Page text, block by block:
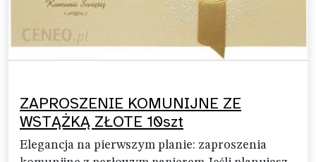
ZAPROSZENIE KOMUNIJNE ZE
WSTĄŻKĄ ZŁOTE 10szt
Elegancja na pierwszym planie: zaproszenia